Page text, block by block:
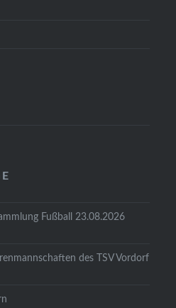
Fußball 23.08.2026
des TSV Vordorf